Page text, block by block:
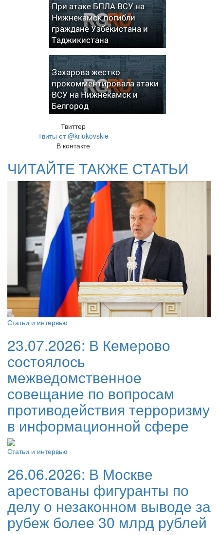
При атаке БПЛА ВСУ на
Нижнекамск погибли
граждане Узбекистана и
Таджикистана
Захарова жестко
прокомментировала атаки
ВСУ на Нижнекамск и
Белгород
Твиттер
Твиты от @kriukovskie
В контакте
ЧИТАЙТЕ ТАКЖЕ СТАТЬИ
Статьи и интервью
23.07.2026: В Кемерово
состоялось
межведомственное
совещание по вопросам
противодействия терроризму
в информационной сфере
Статьи и интервью
26.06.2026: В Москве
арестованы фигуранты по
делу о незаконном выводе за
рубеж более 30 млрд рублей